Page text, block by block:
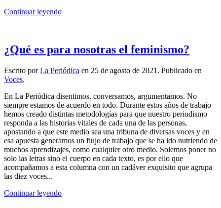
Continuar leyendo
¿Qué es para nosotras el feminismo?
Escrito porLa Periódica en 25 de agosto de 2021 . Publicado en
Voces.
En La Periódica disentimos, conversamos, argumentamos. No
siempre estamos de acuerdo en todo. Durante estos años de trabajo
hemos creado distintas metodologías para que nuestro periodismo
responda a las historias vitales de cada una de las personas,
apostando a que este medio sea una tribuna de diversas voces y en
esa apuesta generamos un flujo de trabajo que se ha ido nutriendo de
muchos aprendizajes, como cualquier otro medio. Solemos poner no
solo las letras sino el cuerpo en cada texto, es por ello que
acompañamos a esta columna con un cadáver exquisito que agrupa
las diez voces...
Continuar leyendo